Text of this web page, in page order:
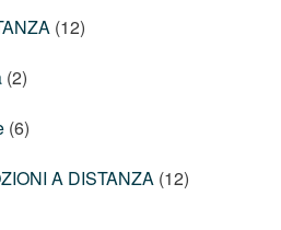
(12)
(2)
(6)
A DISTANZA (12)